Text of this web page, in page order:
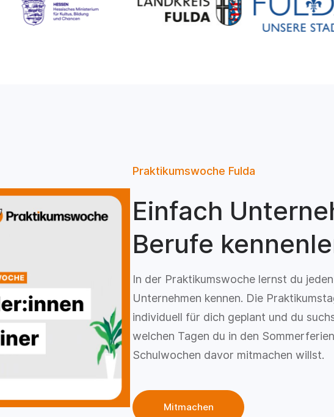
Praktikumswoche Fulda
Einfach
Berufe
In der Praktikumswoche lernst du
Unternehmen kennen. Die
individuell für dich geplant und du
welchen Tagen du in den
Schulwochen davor mitmachen willst.
Mitmachen